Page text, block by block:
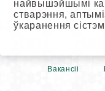
найвышэйшымі
стварэння,
ўкаранення
Вакансіі